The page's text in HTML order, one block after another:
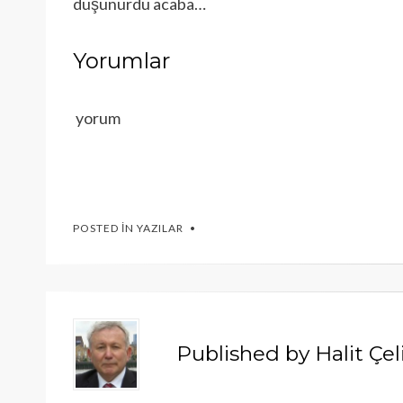
Yorumlar
yorum
POSTED IN YAZILAR
Published by Halit